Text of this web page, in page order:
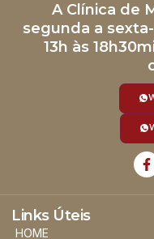
A Clínica de
segunda a
13h às
Links Úteis
HOME